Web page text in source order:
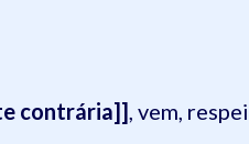
contrária]], vem,